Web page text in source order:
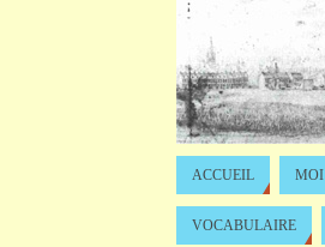
ACCUEIL MOI
VOCABULAIRE